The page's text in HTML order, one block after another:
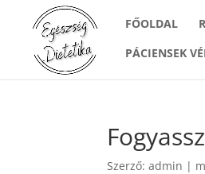
FŐOLDAL
PÁCIENSEK
Szerző:admin |